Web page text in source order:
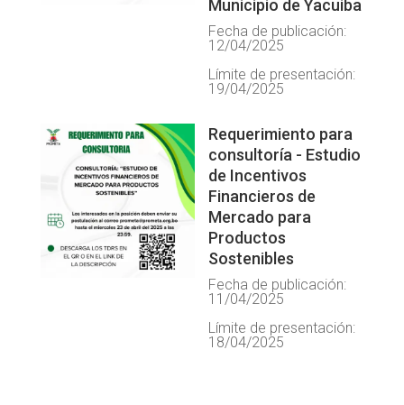
Municipio de Yacuiba
Fecha de publicación:
12/04/2025
Límite de presentación:
19/04/2025
Requerimiento para
consultoría - Estudio
de Incentivos
Financieros de
Mercado para
Productos
Sostenibles
Fecha de publicación:
11/04/2025
Límite de presentación:
18/04/2025